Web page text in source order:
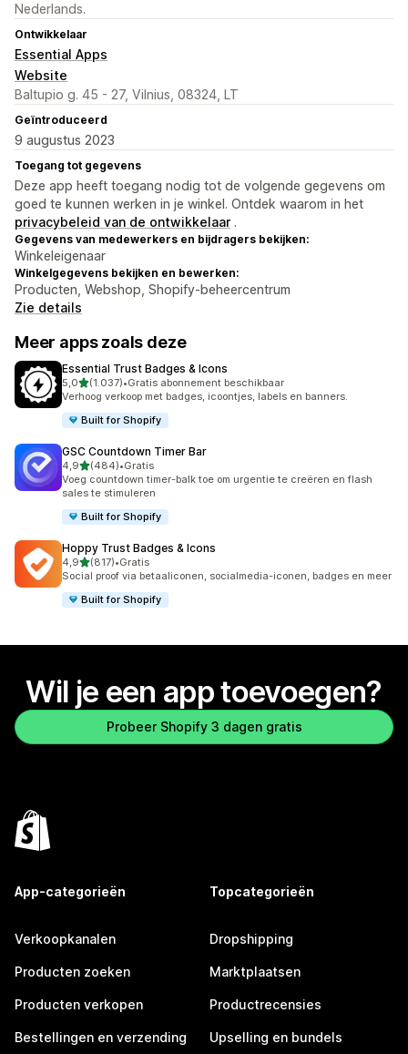
Nederlands.
Ontwikkelaar
Essential Apps
Website
Baltupio g. 45 - 27, Vilnius, 08324, LT
Geïntroduceerd
9 augustus 2023
Toegang tot gegevens
Deze app heeft toegang nodig tot de volgende gegevens om
goed te kunnen werken in je winkel. Ontdek waarom in het
privacybeleid van de ontwikkelaar .
Gegevens van medewerkers en bijdragers bekijken:
Winkeleigenaar
Winkelgegevens bekijken en bewerken:
Producten, Webshop, Shopify-beheercentrum
Zie details
Meer apps zoals deze
Essential Trust Badges & Icons
5,0van 5 sterren
(1.037)
1037 recensies in totaal
•Gratis abonnement beschikbaar
Verhoog verkoop met badges, icoontjes, labels en banners.
Built for Shopify
GSC Countdown Timer Bar
4,9van 5 sterren
(484)
484 recensies in totaal
•Gratis
Voeg countdown timer-balk toe om urgentie te creëren en flash
sales te stimuleren
Built for Shopify
Hoppy Trust Badges & Icons
4,9van 5 sterren
(817)
817 recensies in totaal
•Gratis
Social proof via betaaliconen, socialmedia-iconen, badges en meer
Built for Shopify
Wil je een app toevoegen?
Probeer Shopify 3 dagen gratis
App-categorieën
Verkoopkanalen
Producten zoeken
Producten verkopen
Bestellingen en verzending
Topcategorieën
Dropshipping
Marktplaatsen
Productrecensies
Upselling en bundels